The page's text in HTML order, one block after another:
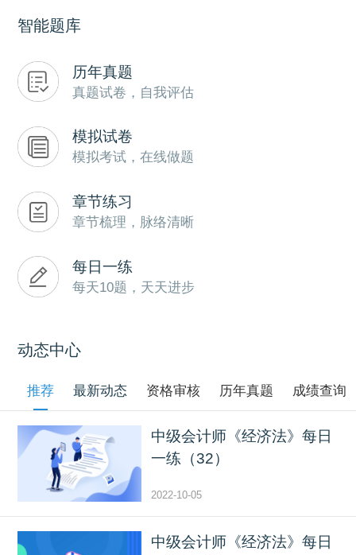
智能题库
历年真题
真题试卷，自我评估
模拟试卷
模拟考试，在线做题
章节练习
章节梳理，脉络清晰
每日一练
每天10题，天天进步
动态中心
推荐 最新动态 资格审核 历年真题 成绩查询
中级会计师《经济法》每日
一练（32）
2022-10-05
中级会计师《经济法》每日